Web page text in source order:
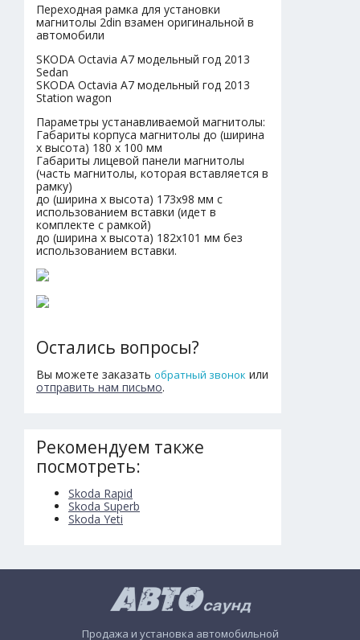
Переходная рамка для установки
магнитолы 2din взамен оригинальной в
автомобили
SKODA Octavia A7 модельный год 2013
Sedan
SKODA Octavia A7 модельный год 2013
Station wagon
Параметры устанавливаемой магнитолы:
Габариты корпуса магнитолы до (ширина
х высота) 180 х 100 мм
Габариты лицевой панели магнитолы
(часть магнитолы, которая вставляется в
рамку)
до (ширина х высота) 173х98 мм с
использованием вставки (идет в
комплекте с рамкой)
до (ширина х высота) 182х101 мм без
использованием вставки.
Остались вопросы?
Вы можете заказать обратный звонок или
отправить нам письмо.
Рекомендуем также
посмотреть:
Skoda Rapid
Skoda Superb
Skoda Yeti
Продажа и установка автомобильной